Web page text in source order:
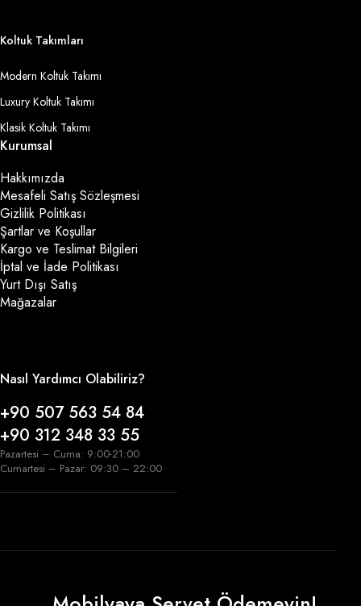
Koltuk Takımları
Modern Koltuk Takımı
Luxury Koltuk Takımı
Klasik Koltuk Takımı
Kurumsal
Hakkımızda
Mesafeli Satış Sözleşmesi
Gizlilik Politikası
Şartlar ve Koşullar
Kargo ve Teslimat Bilgileri
İptal ve İade Politikası
Yurt Dışı Satış
Mağazalar
Nasıl Yardımcı Olabiliriz?
+90 507 563 54 84
+90 312 348 33 55
Pazartesi – Cuma: 9:00-21:00
Cumartesi – Pazar: 09:30 – 22:00